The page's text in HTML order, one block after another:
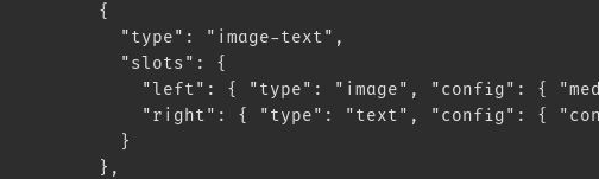
{
"type": "image-text",
"slots": {
"left": { "type": "image", "config": {
"right": { "type": "text", "config": { "content":
}
},